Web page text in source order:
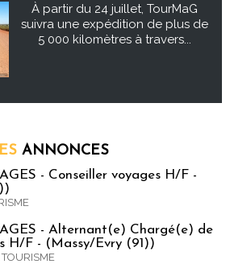
À partir du 24 juillet, TourMaG
suivra une expédition de plus de
5 000 kilomètres à travers...
ANNONCES
- Conseiller voyages H/F -
- Alternant(e) Chargé(e) de
H/F - (Massy/Evry (91))